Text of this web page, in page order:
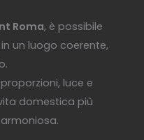
Roma, è possibile
un luogo coerente,
luce e
domestica più